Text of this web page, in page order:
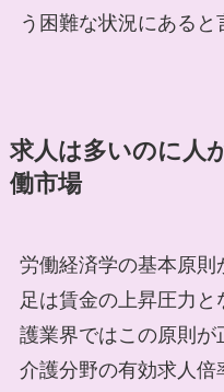
う困難な状況にあると
求人は多いのに人
働市場
労働経済学の基本原
足は賃金の上昇圧力
護業界ではこの原則が
介護分野の有効求人